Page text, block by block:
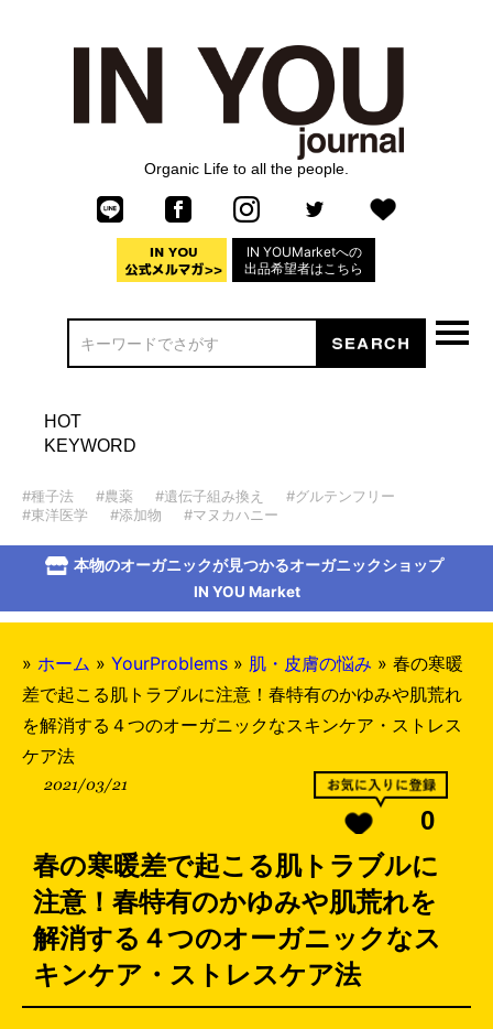
Organic Life to all the people.
IN YOUMarketへの
出品希望者はこちら
HOT
KEYWORD
#種子法 #農薬 #遺伝子組み換え
#グルテンフリー
#東洋医学
#添加物 #マヌカハニー
本物のオーガニックが見つかるオーガニックショップ
IN YOU Market
» ホーム » YourProblems » 肌・皮膚の悩み » 春の寒暖
差で起こる肌トラブルに注意！春特有のかゆみや肌荒れ
を解消する４つのオーガニックなスキンケア・ストレス
ケア法
2021/03/21
0
春の寒暖差で起こる肌トラブルに
注意！春特有のかゆみや肌荒れを
解消する４つのオーガニックなス
キンケア・ストレスケア法